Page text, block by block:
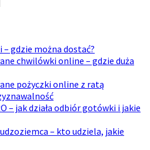
– gdzie można dostać?
chwilówki online – gdzie duża
pożyczki online z ratą
– jak działa odbiór gotówki i jakie
– kto udziela, jakie